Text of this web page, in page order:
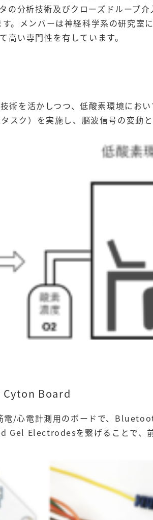
の分析技術及びクローズドループ
。メンバーは神経科学系の研究
い専門性を有しています。
術を活かしつつ、低酸素環境にお
スク）を実施し、脳波信号の変動
Board
/心電計測用のボードで、
Electrodesを繋げることで、前